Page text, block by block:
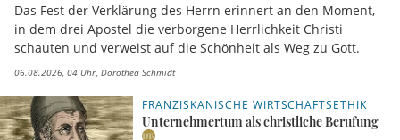
Das Fest der Verklärung des Herrn erinnert an den Moment,
in dem drei Apostel die verborgene Herrlichkeit Christi
schauten und verweist auf die Schönheit als Weg zu Gott.
06.08.2026, 04 Uhr Dorothea Schmidt
FRANZISKANISCHE WIRTSCHAFTSETHIK
Unternehmertum als christliche Berufung